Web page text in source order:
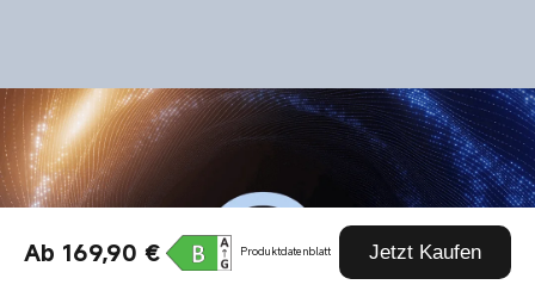
Ab 169,90 € Produktdatenblatt Jetzt Kaufen